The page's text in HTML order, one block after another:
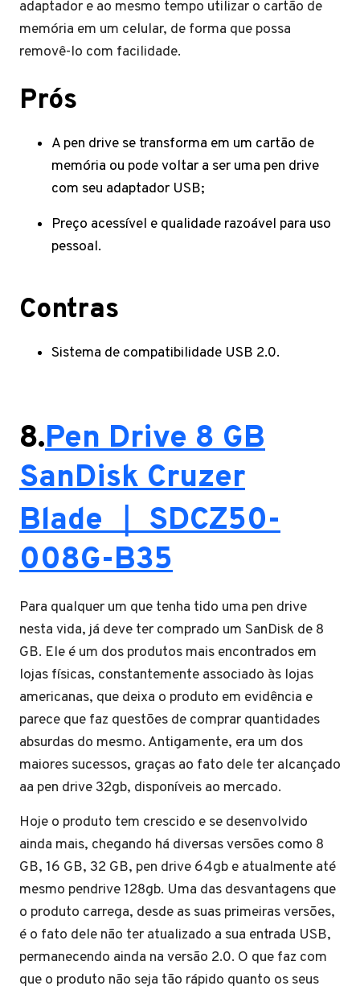
adaptador e ao mesmo tempo utilizar o cartão de
memória em um celular, de forma que possa
removê-lo com facilidade.
Prós
A pen drive se transforma em um cartão de
memória ou pode voltar a ser uma pen drive
com seu adaptador USB;
Preço acessível e qualidade razoável para uso
pessoal.
Contras
Sistema de compatibilidade USB 2.0.
8.Pen Drive 8 GB
SanDisk Cruzer
Blade ｜ ‎SDCZ50-
008G-B35
Para qualquer um que tenha tido uma pen drive
nesta vida, já deve ter comprado um SanDisk de 8
GB. Ele é um dos produtos mais encontrados em
lojas físicas, constantemente associado às lojas
americanas, que deixa o produto em evidência e
parece que faz questões de comprar quantidades
absurdas do mesmo. Antigamente, era um dos
maiores sucessos, graças ao fato dele ter alcançado
aa pen drive 32gb, disponíveis ao mercado.
Hoje o produto tem crescido e se desenvolvido
ainda mais, chegando há diversas versões como 8
GB, 16 GB, 32 GB, pen drive 64gb e atualmente até
mesmo pendrive 128gb. Uma das desvantagens que
o produto carrega, desde as suas primeiras versões,
é o fato dele não ter atualizado a sua entrada USB,
permanecendo ainda na versão 2.0. O que faz com
que o produto não seja tão rápido quanto os seus